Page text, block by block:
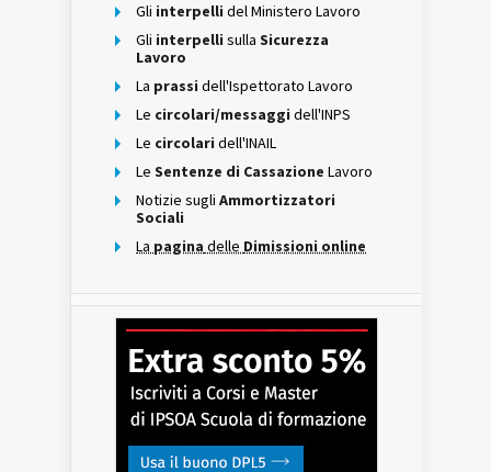
Gli interpelli del Ministero Lavoro
Gli interpelli sulla Sicurezza
Lavoro
La prassi dell'Ispettorato Lavoro
Le circolari/messaggi dell'INPS
Le circolari dell'INAIL
Le Sentenze di Cassazione Lavoro
Notizie sugli Ammortizzatori
Sociali
La pagina delle Dimissioni online